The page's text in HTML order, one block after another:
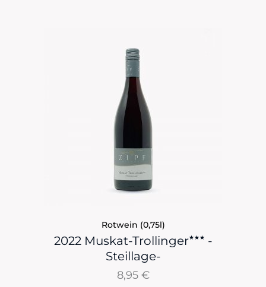
Rotwein (0,75l)
2022 Muskat-Trollinger★★★ -
Steillage-
8,95 €